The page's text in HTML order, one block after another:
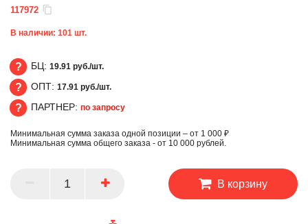
117972
В наличии: 101 шт.
БЦ
БЦ: 19.91 руб./шт.
ОПТ
ОПТ: 17.91 руб./шт.
ПАРТНЕР
ПАРТНЕР: по запросу
Минимальная сумма заказа одной позиции – от 1 000 ₽
Минимальная сумма общего заказа - от 10 000 рублей.
В корзину